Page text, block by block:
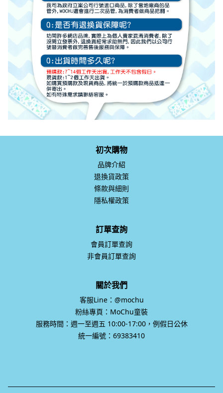
初次購物
品牌介紹
退換貨政策
條款與細則
隱私權政策
訂單查詢
會員訂單查詢
非會員訂單查詢
關於我們
客服Line：@mochu
粉絲專頁：MoChu童裝
服務時間：週一至週五 10:00-17:00，例假日公休
統一編號：69383410